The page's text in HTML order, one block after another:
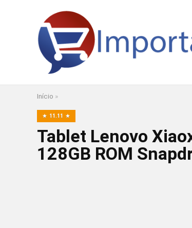
Início »
11.11
Tablet Lenovo
128GB ROM